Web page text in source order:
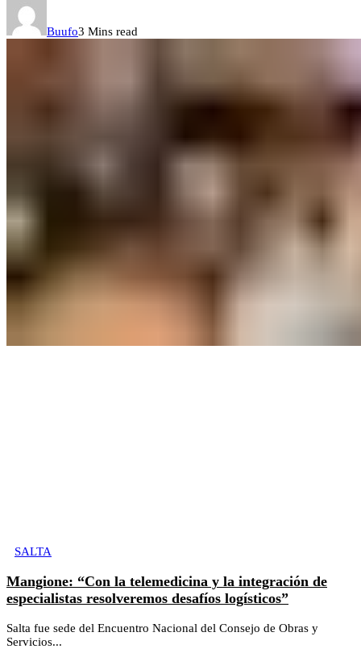
Buufo3 Mins read
SALTA
Mangione: “Con la telemedicina y la integración de
especialistas resolveremos desafíos logísticos”
Salta fue sede del Encuentro Nacional del Consejo de Obras y
Servicios...